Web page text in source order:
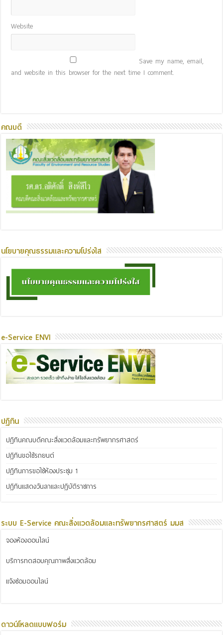
Website
Save my name, email,
and website in this browser for the next time I comment.
คณบดี
นโยบายคุณธรรมและความโปร่งใส
e-Service ENVI
ปฏิทิน
ปฏิทินคณบดีคณะสิ่งแวดล้อมและทรัพยากรศาสตร์
ปฏิทินขอใช้รถยนต์
ปฏิทินการขอใช้ห้องประชุม 1
ปฏิทินแสดงวันลาและปฏิบัติราชการ
ระบบ E-Service คณะสิ่งแวดล้อมและทรัพยากรศาสตร์ มมส
จองห้องออนไลน์
บริการทดสอบคุณภาพสิ่งแวดล้อม
แจ้งซ่อมออนไลน์
ดาวน์โหลดแบบฟอร์ม